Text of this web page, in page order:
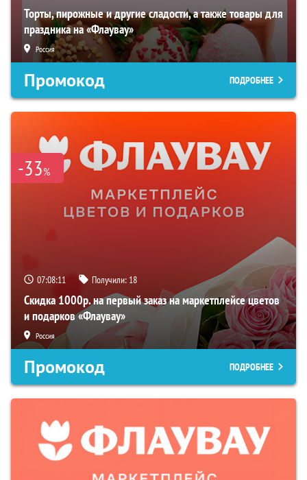
Торты, пирожные и другие сладости, а также товары для
праздника на «Флаувау»
Россия
Промокод ПОДРОБНЕЕ
-33%
07:08:10 Получили: 18
Скидка 1000р. на первый заказ на маркетплейсе цветов
и подарков «Флаувау»
Россия
Промокод ПОДРОБНЕЕ